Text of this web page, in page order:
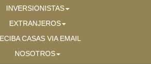
INVERSIONISTAS
EXTRANJEROS
CASAS VIA EMAIL
NOSOTROS